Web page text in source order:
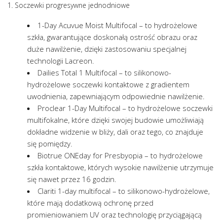
1. Soczewki progresywne jednodniowe
1-Day Acuvue Moist Multifocal – to hydrożelowe
szkła, gwarantujące doskonałą ostrość obrazu oraz
duże nawilżenie, dzięki zastosowaniu specjalnej
technologii Lacreon.
Dailies Total 1 Multifocal – to silikonowo-
hydrożelowe soczewki kontaktowe z gradientem
uwodnienia, zapewniającym odpowiednie nawilżenie.
Proclear 1-Day Multifocal – to hydrożelowe soczewki
multifokalne, które dzięki swojej budowie umożliwiają
dokładne widzenie w bliży, dali oraz tego, co znajduje
się pomiędzy.
Biotrue ONEday for Presbyopia – to hydrożelowe
szkła kontaktowe, których wysokie nawilżenie utrzymuje
się nawet przez 16 godzin.
Clariti 1-day multifocal – to silikonowo-hydrożelowe,
które mają dodatkową ochronę przed
promieniowaniem UV oraz technologię przyciągającą